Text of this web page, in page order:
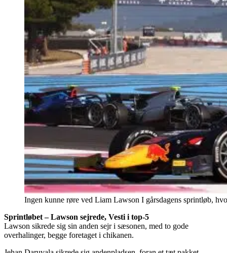
Ingen kunne røre ved Liam Lawson I gårsdagens sprintløb,
Sprintløbet – Lawson sejrede, Vesti i top-5
Lawson sikrede sig sin anden sejr i sæsonen, med to gode
overhalinger, begge foretaget i chikanen.